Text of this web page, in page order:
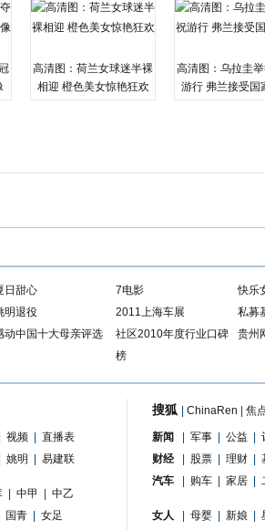
高清图：荷兰女球迷半裸
相迎 橙色美女惊艳狂欢
高清图：乌拉圭
游行 弗兰接受国
日甜心 7电影
快乐
明退役 2011上海车展
私募
动中国十大母亲评选
社区2010年度行业口碑
榜
贵州
视频
直播表
姚明 易建联
中甲
中乙
国青 女足
搜狐 ChinaRen 焦
新闻 军事 公益
财经
股票 理财
汽车
购车 家居
女人 母婴 新娘